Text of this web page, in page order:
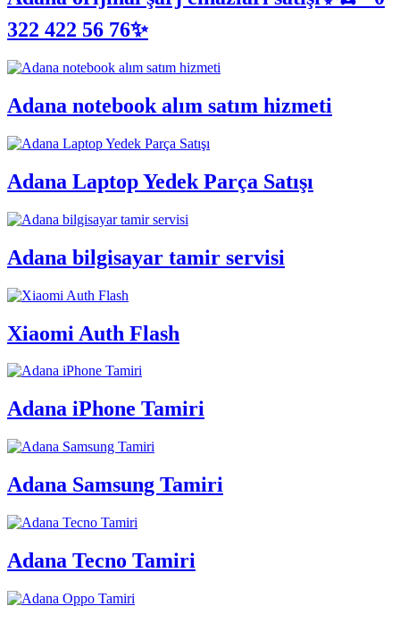
322 422 56 76✨
Adana notebook alım satım hizmeti
Adana Laptop Yedek Parça Satışı
Adana bilgisayar tamir servisi
Xiaomi Auth Flash
Adana iPhone Tamiri
Adana Samsung Tamiri
Adana Tecno Tamiri